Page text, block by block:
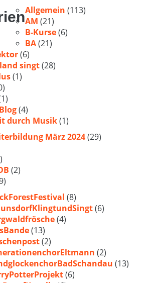
Allgemein (113)
AM (21)
B-Kurse(6)
BA(21)
(6)
singt(28)
(1)
(4)
durch Musik(1)
März 2024(29)
(2)
(8)
(6)
(4)
(13)
(2)
(2)
(13)
(6)